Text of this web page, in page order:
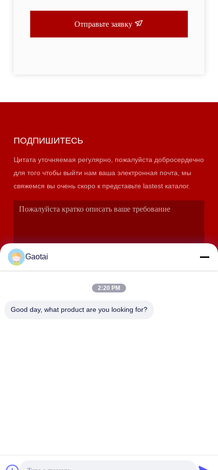
Отправьте заявку
ПОДПИШИТЕСЬ
Цитата уточняемая регулярно, пожалуйста добросердечно
для того чтобы выйти нам ваша электронная почта, мы
свяжемся вы очень скоро к представьте lastest каталог.
Доставщик. 2017-2026 Hebei Zhaoyang Medical
Gaotai
2:20 PM
Good day, what product are you looking for?